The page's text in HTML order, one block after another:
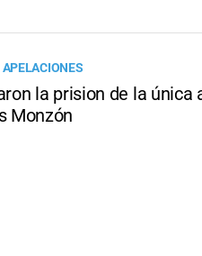
la prision de la
Monzón